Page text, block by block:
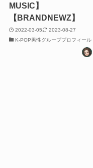
MUSIC】
【BRANDNEWZ】
2022-03-05
2023-08-27
K-POP男性グループプロフィール